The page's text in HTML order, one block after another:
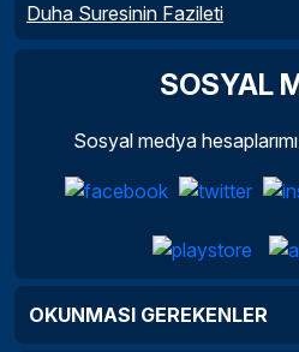
Duha Suresinin Fazileti
SOSYAL
Sosyal medya
OKUNMASI GEREKENLER